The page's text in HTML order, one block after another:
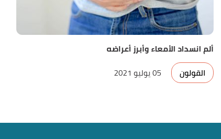
ألم انسداد الأمعاء وأبرز أعراضه
القولون
05 يوليو 2021